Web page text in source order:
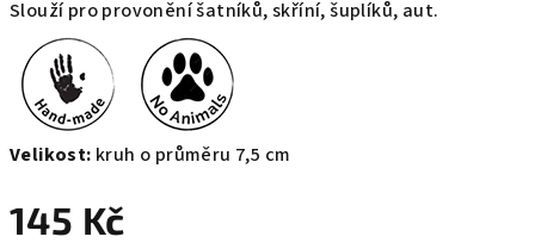
Slouží pro provonění šatníků, skříní, šuplíků, aut.
Velikost: kruh o průměru 7,5 cm
145 Kč